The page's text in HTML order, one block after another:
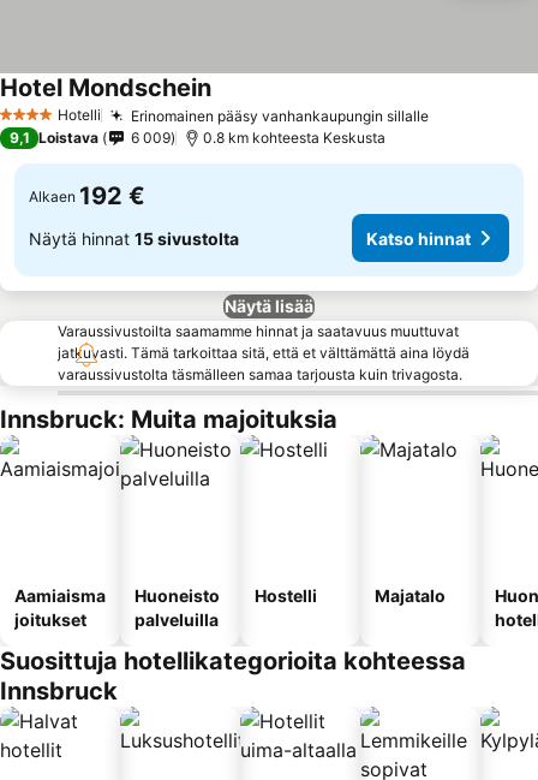
4 Tähtiluokitus
Hotelli Erinomainen pääsy vanhankaupungin sillalle
Hotel Mondschein
9,1 Loistava 6 009 0.8 km kohteesta Keskusta
Alkaen 192 €
Näytä hinnat 15 sivustolta Katso hinnat
Näytä lisää
Varaussivustoilta saamamme hinnat ja saatavuus muuttuvat
jatkuvasti. Tämä tarkoittaa sitä, että et välttämättä aina löydä
varaussivustolta täsmälleen samaa tarjousta kuin trivagosta.
Innsbruck: Muita majoituksia
Aamiaisma
joitukset
Huoneisto
palveluilla
Hostelli Majatalo
Suosittuja hotellikategorioita kohteessa
Innsbruck